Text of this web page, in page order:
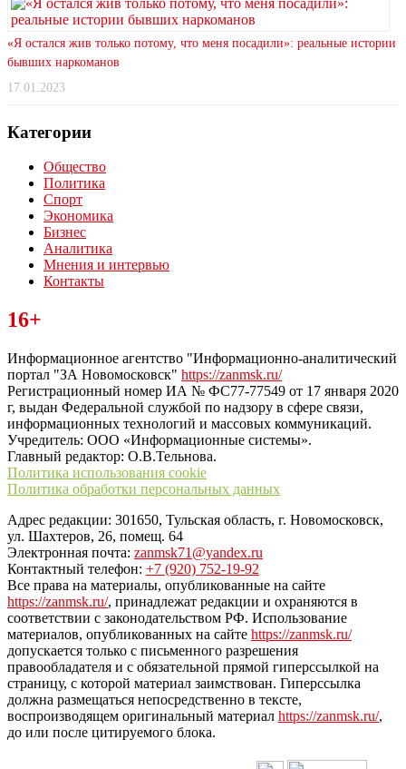
«Я остался жив только потому, что меня посадили»: реальные истории
бывших наркоманов
17.01.2023
Категории
Общество
Политика
Спорт
Экономика
Бизнес
Аналитика
Мнения и интервью
Контакты
Читайте последние новости дня в Тульской области на сайте
“ЗаНовомосковск”
16+
Информационное агентство "Информационно-аналитический
портал "ЗА Новомосковск" https://zanmsk.ru/
Регистрационный номер ИА № ФС77-77549 от 17 января 2020
г, выдан Федеральной службой по надзору в сфере связи,
информационных технологий и массовых коммуникаций.
Учредитель: ООО «Информационные системы».
Главный редактор: О.В.Тельнова.
Политика использования cookie
Политика обработки персональных данных
Адрес редакции: 301650, Тульская область, г. Новомосковск,
ул. Шахтеров, 26, помещ. 64
Электронная почта: zanmsk71@yandex.ru
Контактный телефон: +7 (920) 752-19-92
Все права на материалы, опубликованные на сайте
https://zanmsk.ru/, принадлежат редакции и охраняются в
соответствии с законодательством РФ. Использование
материалов, опубликованных на сайте https://zanmsk.ru/
допускается только с письменного разрешения
правообладателя и с обязательной прямой гиперссылкой на
страницу, с которой материал заимствован. Гиперссылка
должна размещаться непосредственно в тексте,
воспроизводящем оригинальный материал https://zanmsk.ru/,
до или после цитируемого блока.